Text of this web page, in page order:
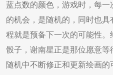
蓝点数的颜色，游戏时，每
的机会，是随机的，同时也
程就是预备下一次的可能性
骰子，谢南星正是那位愿意
随机中不断修正和更新绘画